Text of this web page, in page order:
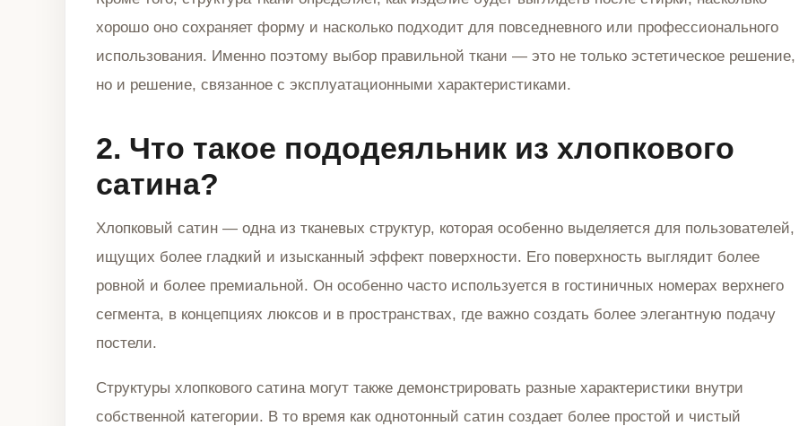
хорошо оно сохраняет форму и насколько подходит для повседневного или профессионального
использования. Именно поэтому выбор правильной ткани — это не только эстетическое решение,
но и решение, связанное с эксплуатационными характеристиками.
2. Что такое пододеяльник из хлопкового
сатина?
Хлопковый сатин — одна из тканевых структур, которая особенно выделяется для пользователей,
ищущих более гладкий и изысканный эффект поверхности. Его поверхность выглядит более
ровной и более премиальной. Он особенно часто используется в гостиничных номерах верхнего
сегмента, в концепциях люксов и в пространствах, где важно создать более элегантную подачу
постели.
Структуры хлопкового сатина могут также демонстрировать разные характеристики внутри
собственной категории. В то время как однотонный сатин создает более простой и чистый